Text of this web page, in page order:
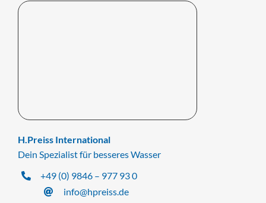
H.Preiss International
Dein Spezialist für besseres Wasser
+49 (0) 9846 – 977 93 0
info@hpreiss.de